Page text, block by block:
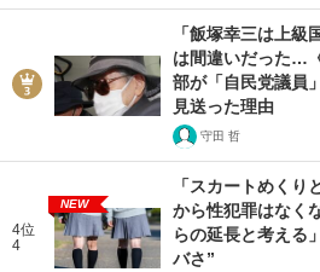
「飯塚幸三は上級
は間違いだった…
部が「自民党議員
見送った理由
守田 哲
4位
4
NEW
「スカートめくり
から性犯罪はなく
らの延長と考える
バさ”